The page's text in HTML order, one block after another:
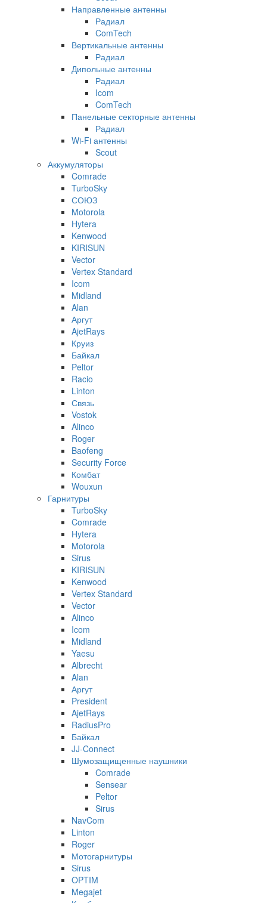
Направленные антенны
Радиал
ComTech
Вертикальные антенны
Радиал
Дипольные антенны
Радиал
Icom
ComTech
Панельные секторные антенны
Радиал
Wi-Fi антенны
Scout
Аккумуляторы
Comrade
TurboSky
СОЮЗ
Motorola
Hytera
Kenwood
KIRISUN
Vector
Vertex Standard
Icom
Midland
Alan
Аргут
AjetRays
Круиз
Байкал
Peltor
Racio
Linton
Связь
Vostok
Alinco
Roger
Baofeng
Security Force
Комбат
Wouxun
Гарнитуры
TurboSky
Comrade
Hytera
Motorola
Sirus
KIRISUN
Kenwood
Vertex Standard
Vector
Alinco
Icom
Midland
Yaesu
Albrecht
Alan
Аргут
President
AjetRays
RadiusPro
Байкал
JJ-Connect
Шумозащищенные наушники
Comrade
Sensear
Peltor
Sirus
NavCom
Linton
Roger
Мотогарнитуры
Sirus
OPTIM
Megajet